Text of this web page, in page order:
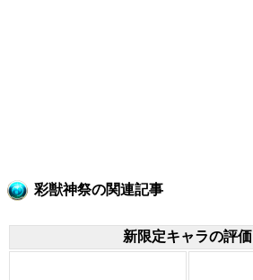
彩獣神祭の関連記事
新限定キャラの評価